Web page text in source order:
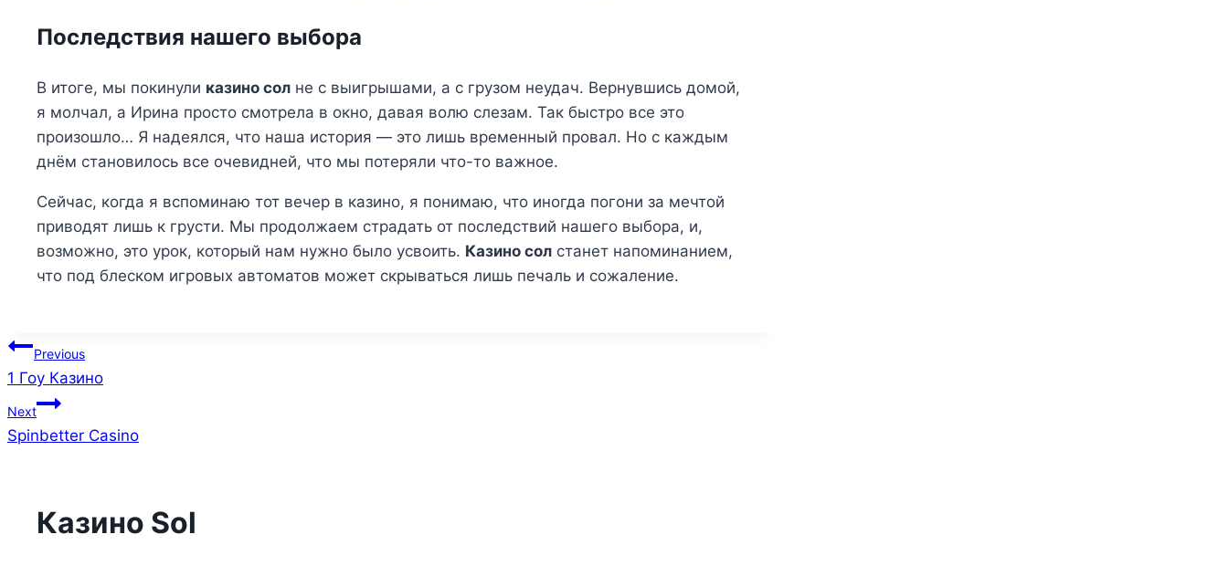
Последствия нашего выбора
В итоге, мы покинули казино сол не с выигрышами, а с грузом неудач. Вернувшись домой,
я молчал, а Ирина просто смотрела в окно, давая волю слезам. Так быстро все это
произошло… Я надеялся, что наша история — это лишь временный провал. Но с каждым
днём становилось все очевидней, что мы потеряли что-то важное.
Сейчас, когда я вспоминаю тот вечер в казино, я понимаю, что иногда погони за мечтой
приводят лишь к грусти. Мы продолжаем страдать от последствий нашего выбора, и,
возможно, это урок, который нам нужно было усвоить. Казино сол станет напоминанием,
что под блеском игровых автоматов может скрываться лишь печаль и сожаление.
Post
navigation
Previous
1 Гоу Казино
Next
Spinbetter Casino
Казино Sol